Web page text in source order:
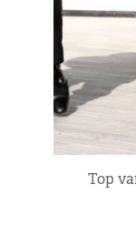
Top